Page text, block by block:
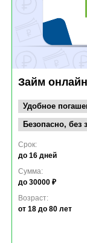
Займ онлайн
Удобное
Безопасно, без
Срок:
до 16 дней
Сумма:
до 30000 ₽
Возраст:
от 18 до 80 лет